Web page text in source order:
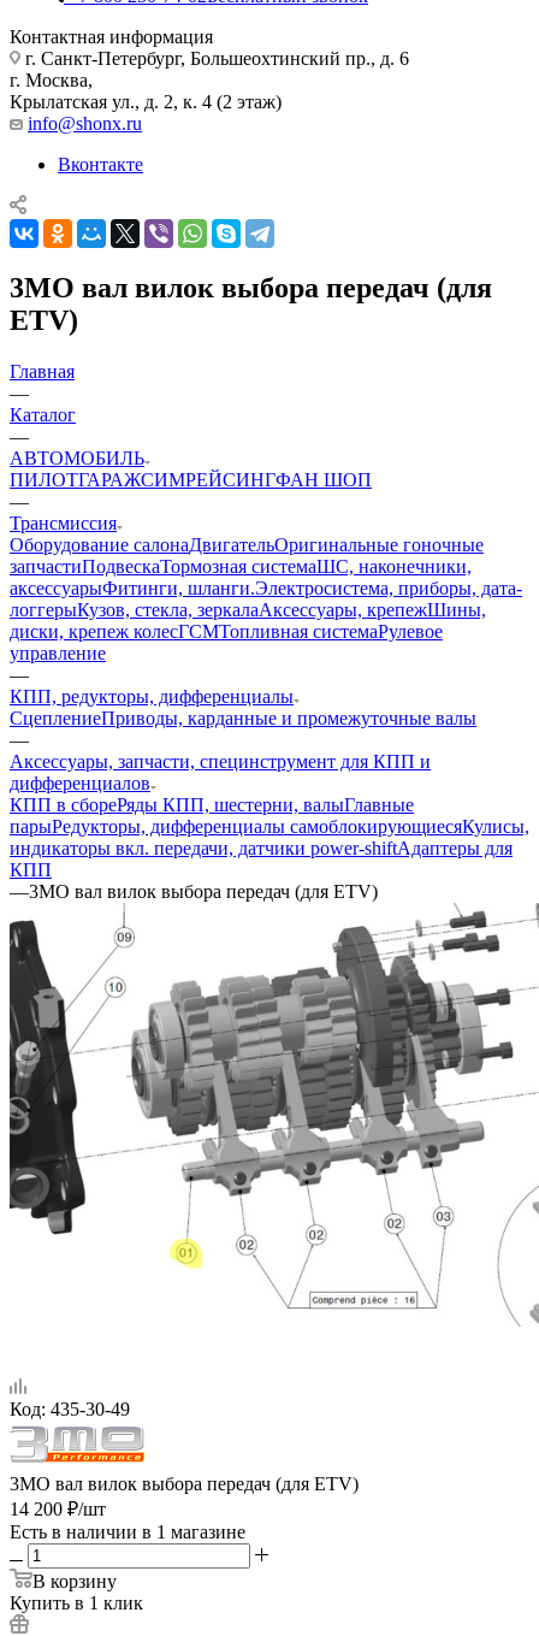
Контактная информация
г. Санкт-Петербург, Большеохтинский пр., д. 6
г. Москва,
Крылатская ул., д. 2, к. 4 (2 этаж)
info@shonx.ru
Вконтакте
3MO вал вилок выбора передач (для
ETV)
Главная
—
Каталог
—
АВТОМОБИЛЬ
ПИЛОТГАРАЖСИМРЕЙСИНГФАН ШОП
—
Трансмиссия
Оборудование салонаДвигательОригинальные гоночные
запчастиПодвескаТормозная системаШС, наконечники,
аксессуарыФитинги, шланги.Электросистема, приборы, дата-
логгерыКузов, стекла, зеркалаАксессуары, крепежШины,
диски, крепеж колесГСМТопливная системаРулевое
управление
—
КПП, редукторы, дифференциалы
СцеплениеПриводы, карданные и промежуточные валы
—
Аксессуары, запчасти, специнструмент для КПП и
дифференциалов
КПП в сбореРяды КПП, шестерни, валыГлавные
парыРедукторы, дифференциалы самоблокирующиесяКулисы,
индикаторы вкл. передачи, датчики power-shiftАдаптеры для
КПП
—3MO вал вилок выбора передач (для ETV)
Код: 435-30-49
3MO вал вилок выбора передач (для ETV)
14 200 ₽/шт
Есть в наличии в 1 магазине
В корзину
Купить в 1 клик